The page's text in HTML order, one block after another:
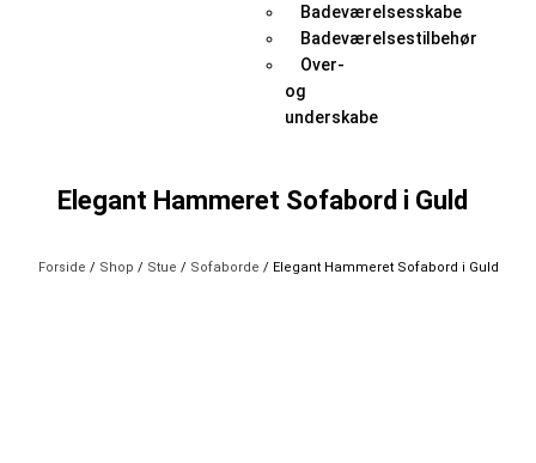
Badeværelsesskabe
Badeværelsestilbehør
Over-
og
underskabe
Elegant Hammeret Sofabord i Guld
Forside / Shop / Stue / Sofaborde / Elegant Hammeret Sofabord i Guld